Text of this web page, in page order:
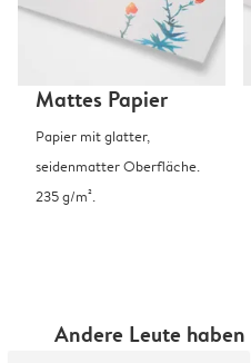
Mattes Papier
Papier mit glatter,
seidenmatter Oberfläche.
235 g/m².
Andere Leute